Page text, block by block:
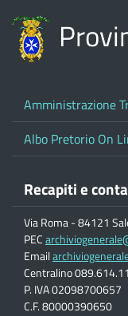
Amministrazione
Albo Pretorio On
Recapiti e
Via Roma - 84121
PEC
Email
Centralino
P. IVA 02098700657
C.F. 80000390650